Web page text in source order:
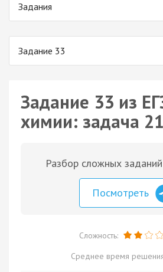
Задания
Задание 33
Задание 33 из
химии: задача
Разбор сложных
Посмотреть
Сложность:
Среднее время